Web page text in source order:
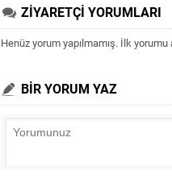
ZİYARETÇİ YORUMLARI
Henüz yorum yapılmamış. İlk
BİR YORUM YAZ